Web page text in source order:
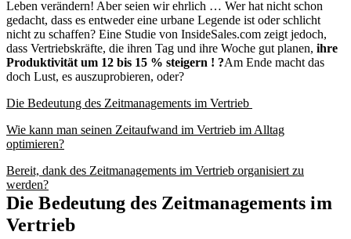
Leben verändern! Aber seien wir ehrlich … Wer hat nicht schon
gedacht, dass es entweder eine urbane Legende ist oder schlicht
nicht zu schaffen? Eine Studie von InsideSales.com zeigt jedoch,
dass Vertriebskräfte, die ihren Tag und ihre Woche gut planen, ihre
Produktivität um 12 bis 15 % steigern ! ?Am Ende macht das
doch Lust, es auszuprobieren, oder?
Die Bedeutung des Zeitmanagements im Vertrieb
Wie kann man seinen Zeitaufwand im Vertrieb im Alltag
optimieren?
Bereit, dank des Zeitmanagements im Vertrieb organisiert zu
werden?
Die Bedeutung des Zeitmanagements im
Vertrieb